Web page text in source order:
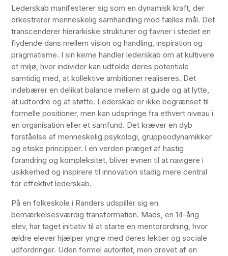
Lederskab manifesterer sig som en dynamisk kraft, der
orkestrerer menneskelig samhandling mod fælles mål. Det
transcenderer hierarkiske strukturer og favner i stedet en
flydende dans mellem vision og handling, inspiration og
pragmatisme. I sin kerne handler lederskab om at kultivere
et miljø, hvor individer kan udfolde deres potentiale
samtidig med, at kollektive ambitioner realiseres. Det
indebærer en delikat balance mellem at guide og at lytte,
at udfordre og at støtte. Lederskab er ikke begrænset til
formelle positioner, men kan udspringe fra ethvert niveau i
en organisation eller et samfund. Det kræver en dyb
forståelse af menneskelig psykologi, gruppeodynamikker
og etiske principper. I en verden præget af hastig
forandring og kompleksitet, bliver evnen til at navigere i
usikkerhed og inspirere til innovation stadig mere central
for effektivt lederskab.
På en folkeskole i Randers udspiller sig en
bemærkelsesværdig transformation. Mads, en 14-årig
elev, har taget initiativ til at starte en mentorordning, hvor
ældre elever hjælper yngre med deres lektier og sociale
udfordringer. Uden formel autoritet, men drevet af en